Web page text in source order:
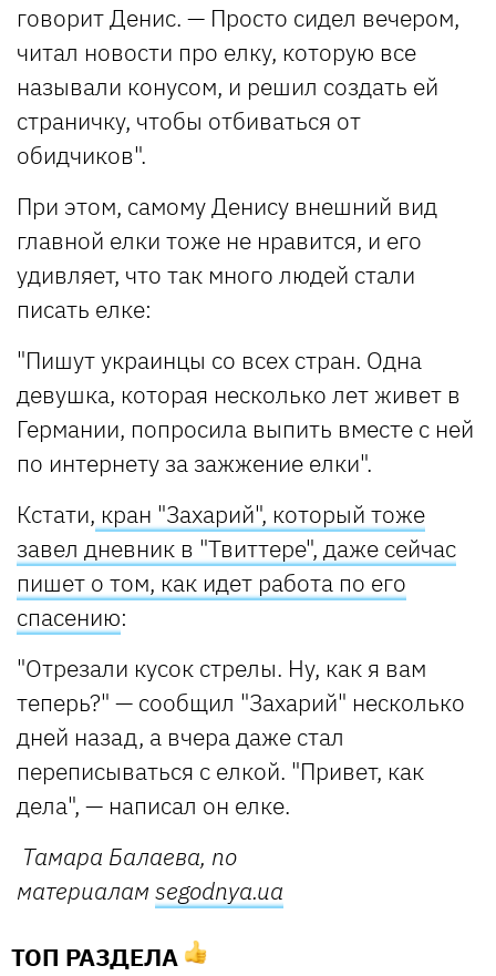
говорит Денис. — Просто сидел вечером,
читал новости про елку, которую все
называли конусом, и решил создать ей
страничку, чтобы отбиваться от
обидчиков".
При этом, самому Денису внешний вид
главной елки тоже не нравится, и его
удивляет, что так много людей стали
писать елке:
"Пишут украинцы со всех стран. Одна
девушка, которая несколько лет живет в
Германии, попросила выпить вместе с ней
по интернету за зажжение елки".
Кстати, кран "Захарий", который тоже
завел дневник в "Твиттере", даже сейчас
пишет о том, как идет работа по его
спасению:
"Отрезали кусок стрелы. Ну, как я вам
теперь?" — сообщил "Захарий" несколько
дней назад, а вчера даже стал
переписываться с елкой. "Привет, как
дела", — написал он елке.
Тамара Балаева, по
материалам segodnya.ua
ТОП РАЗДЕЛА